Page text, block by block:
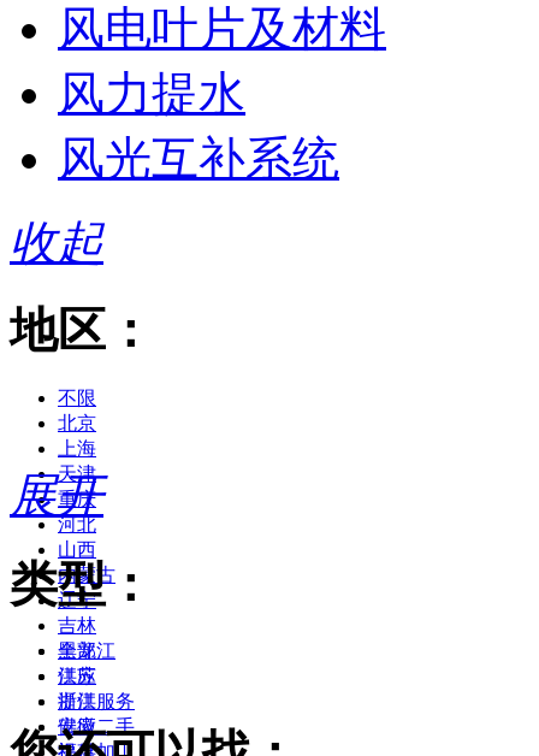
风电叶片及材料
风力提水
风光互补系统
收起
地区：
不限
北京
上海
天津
重庆
河北
山西
内蒙古
辽宁
吉林
黑龙江
江苏
浙江
安徽
福建
展开
类型：
全部
供应
提供服务
供应二手